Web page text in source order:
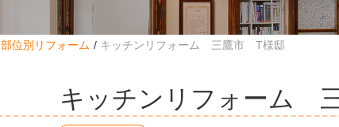
部位別リフォーム キッチンリフォーム 三鷹市 T様邸
キッチンリフォーム